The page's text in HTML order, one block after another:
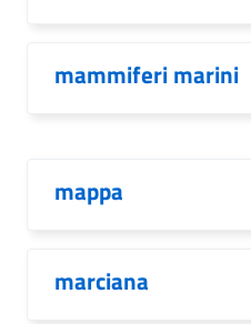
mammiferi marini
mappa
marciana